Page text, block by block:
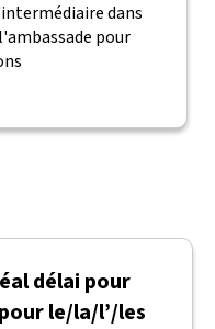
dans
pour
délai pour
le/la/l’/les